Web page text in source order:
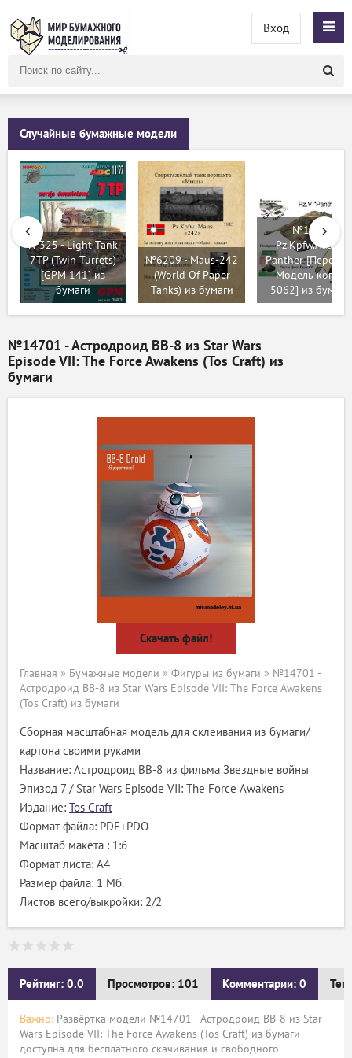
сайту
Вход
Случайные бумажные модели
№325 - Light Tank
7TP (Twin Turrets)
[GPM 141] из
бумаги
№6209 - Maus-242
(World Of Paper
Tanks) из бумаги
№181 -
Pz.Kpfw.Ausf G
Panther
Модель копия
5062] из бумаги
№14701 - Астродроид BB-8 из Star Wars
Episode VII: The Force Awakens (Tos Craft) из
бумаги
Скачать файл!
Главная » Бумажные модели » Фигуры из бумаги » №14701 -
Астродроид BB-8 из Star Wars Episode VII: The Force Awakens
(Tos Craft) из бумаги
Сборная масштабная модель для склеивания из бумаги/
картона своими руками
Название: Астродроид BB-8 из фильма Звездные войны
Эпизод 7 / Star Wars Episode VII: The Force Awakens
Издание: Tos Craft
Формат файла: PDF+PDO
Масштаб макета : 1:6
Формат листа: А4
Размер файла: 1 Мб.
Листов всего/выкройки: 2/2
Рейтинг: 0.0 Просмотров: 101 Комментарии: 0
Важно: Развёртка модели №14701 - Астродроид BB-8 из Star
Wars Episode VII: The Force Awakens (Tos Craft) из бумаги
доступна для бесплатного скачивания и свободного